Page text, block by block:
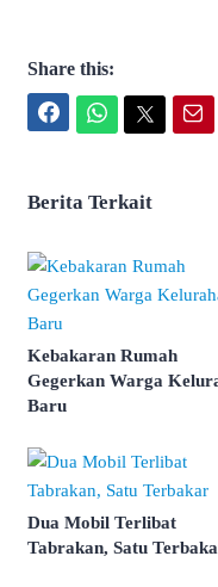
Share this:
Berita Terkait
Kebakaran Rumah
Gegerkan Warga
Baru
Dua Mobil Terlibat
Tabrakan, Satu